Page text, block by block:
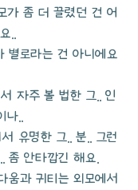
가 좀 더 끌렸던 건 어
..
별로라는 건 아니에요
자주 볼 법한 그.. 인
..
유명한 그.. 분.. 그런
좀 안타깝긴 해요.
움과 귀티는 외모에서